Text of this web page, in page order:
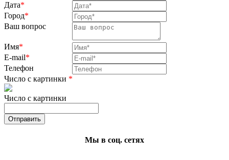
Дата*
Город*
Ваш вопрос
Имя*
E-mail*
Телефон
Число с картинки *
Число с картинки
Мы в соц. сетях